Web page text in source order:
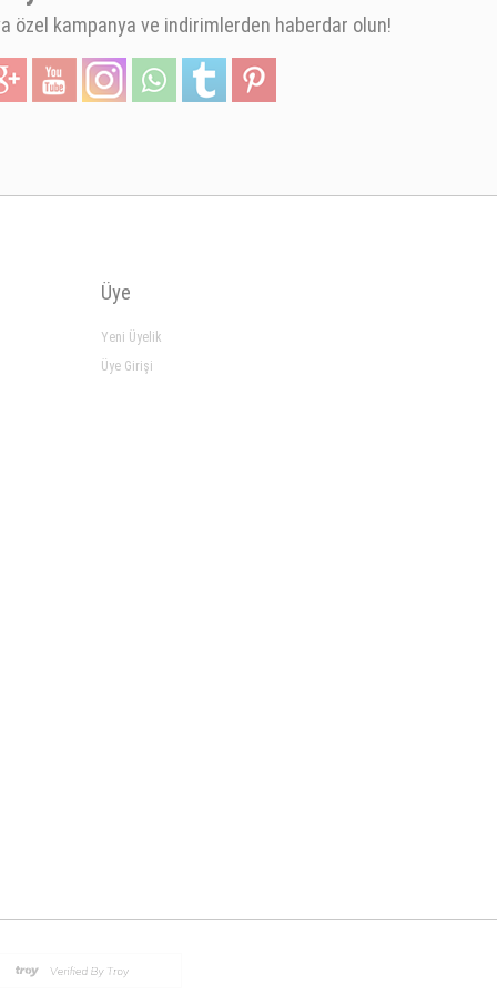
özel kampanya ve indirimlerden haberdar olun!
Üye
Yeni Üyelik
Üye Girişi